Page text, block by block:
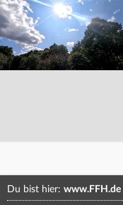
Du bist hier: www.FFH.de